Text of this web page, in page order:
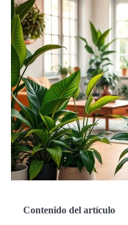
Contenido del artículo